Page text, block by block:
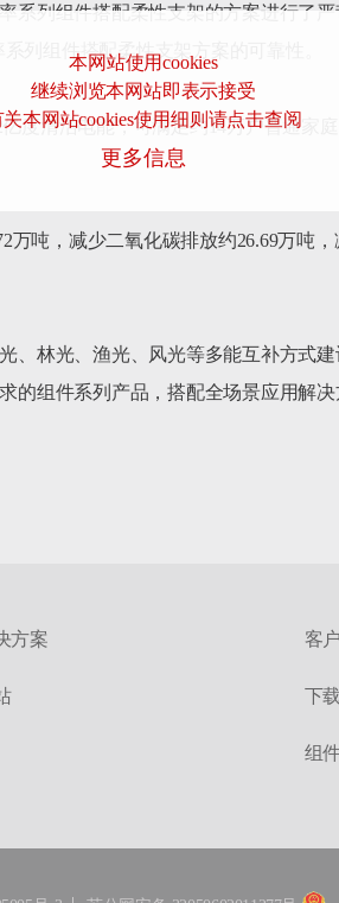
本网站使用cookies
继续浏览本网站即表示接受
关本网站cookies使用细则请点击查阅
更多信息
系列组件搭配柔性支架的方案进行了
列组件搭配柔性支架方案的可靠性。
度清洁电能，可满足约14万户普通家
吨，减少二氧化碳排放约26.69万吨
、林光、渔光、风光等多能互补方式
的组件系列产品，搭配全场景应用解
方案 客
下
组